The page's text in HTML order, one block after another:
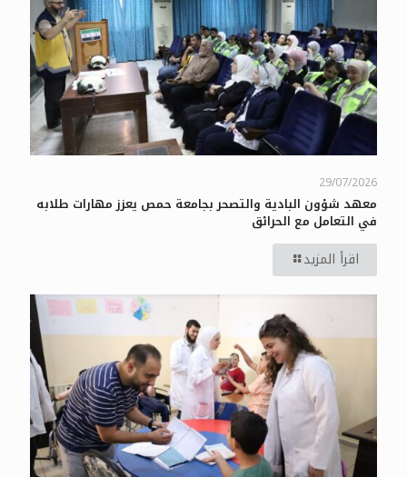
29/07/2026
معهد شؤون البادية والتصحر بجامعة حمص يعزز مهارات طلابه
في التعامل مع الحرائق
اقرأ المزيد